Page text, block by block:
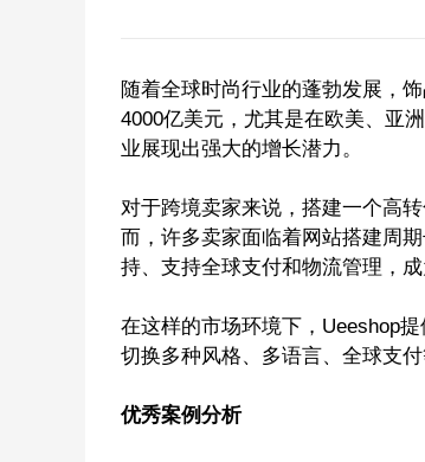
随着全球时尚行业的蓬勃发展，
4000亿美元，尤其是在欧美、亚
业展现出强大的增长潜力。
对于跨境卖家来说，搭建一个高
而，许多卖家面临着网站搭建周
持、支持全球支付和物流管理，成
在这样的市场环境下，Ueeshop
切换多种风格、多语言、全球支
优秀案例分析